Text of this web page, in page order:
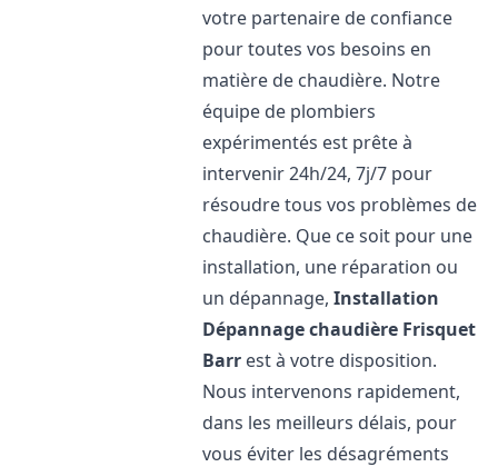
votre partenaire de confiance
pour toutes vos besoins en
matière de chaudière. Notre
équipe de plombiers
expérimentés est prête à
intervenir 24h/24, 7j/7 pour
résoudre tous vos problèmes de
chaudière. Que ce soit pour une
installation, une réparation ou
un dépannage,Installation
Dépannage chaudière Frisquet
Barr est à votre disposition.
Nous intervenons rapidement,
dans les meilleurs délais, pour
vous éviter les désagréments